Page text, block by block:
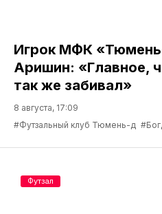
Игрок МФК
Аришин: «Главное,
так же забивал»
8 августа, 17:09
#Футзальный клуб Тюмень-д
Футзал